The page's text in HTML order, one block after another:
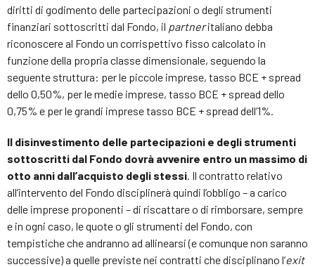
diritti di godimento delle partecipazioni o degli strumenti
finanziari sottoscritti dal Fondo, il partneritaliano debba
riconoscere al Fondo un corrispettivo fisso calcolato in
funzione della propria classe dimensionale, seguendo la
seguente struttura: per le piccole imprese, tasso BCE + spread
dello 0,50%, per le medie imprese, tasso BCE + spread dello
0,75% e per le grandi imprese tasso BCE + spread dell’1%.
Il disinvestimento delle partecipazioni e degli strumenti
sottoscritti dal Fondo dovrà avvenire entro un massimo di
otto anni dall’acquisto degli stessi. Il contratto relativo
all’intervento del Fondo disciplinerà quindi l’obbligo – a carico
delle imprese proponenti – di riscattare o di rimborsare, sempre
e in ogni caso, le quote o gli strumenti del Fondo, con
tempistiche che andranno ad allinearsi (e comunque non saranno
successive) a quelle previste nei contratti che disciplinano l’exit